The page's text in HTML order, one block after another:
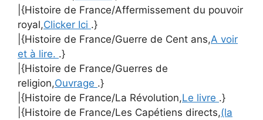
|{Histoire de France/Affermissement du pouvoir
royal,Clicker Ici .}
|{Histoire de France/Guerre de Cent ans,A voir
et à lire. .}
|{Histoire de France/Guerres de
religion,Ouvrage .}
|{Histoire de France/La Révolution,Le livre .}
|{Histoire de France/Les Capétiens directs,(la